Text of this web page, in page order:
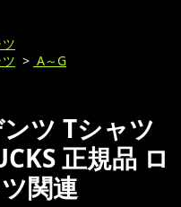
> A～G
ツ Tシャツ
正規品 ロ
関連